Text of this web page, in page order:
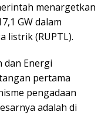
menargetkan
GW dalam
listrik (RUPTL).
dan Energi
pertama
pengadaan
adalah di